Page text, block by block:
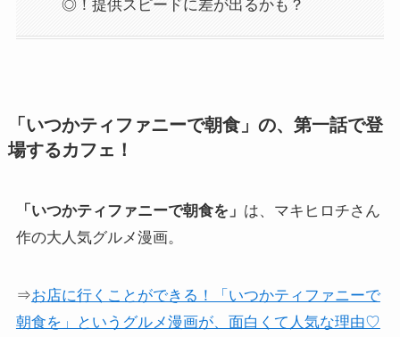
◎！提供スピードに差が出るかも？
「いつかティファニーで朝食」の、第一話で登
場するカフェ！
「いつかティファニーで朝食を」 は、マキヒロチさん
作の大人気グルメ漫画。
⇒お店に行くことができる！「いつかティファニーで
朝食を」というグルメ漫画が、面白くて人気な理由♡